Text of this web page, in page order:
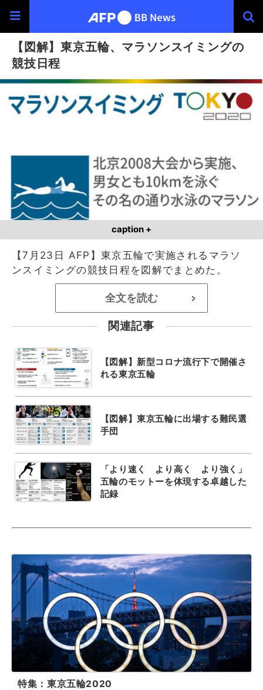
【図解】東京五輪、マラソンスイミングの
競技日程
caption +
【7月23日 AFP】東京五輪で実施されるマラソ
ンスイミングの競技日程を図解でまとめた。
全文を読む >
関連記事
【図解】新型コロナ流行下で開催さ
れる東京五輪
【図解】東京五輪に出場する難民選
手団
「より速く より高く より強く」
五輪のモットーを体現する卓越した
記録
特集：東京五輪2020